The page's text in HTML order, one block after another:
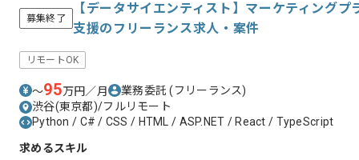
募集終了
【データサイエンティスト】マーケティングプ
支援のフリーランス求人・案件
リモートOK
〜95万円／月 業務委託(フリーランス)
渋谷(東京都)/フルリモート
Python / C# / CSS / HTML / ASP.NET / React / TypeScript
求めるスキル